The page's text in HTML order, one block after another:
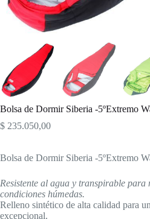
Bolsa de Dormir Siberia -5ºExtremo
$ 235.050,00
Bolsa de Dormir Siberia -5ºExtremo
Resistente al agua y transpirable
condiciones húmedas.
Relleno sintético de alta calidad para
excepcional.